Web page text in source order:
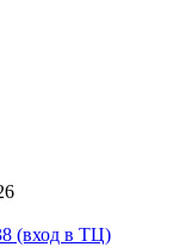
(вход в ТЦ)